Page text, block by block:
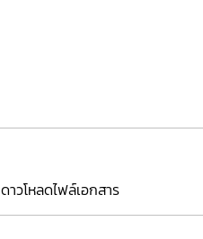
ดาวโหลดไฟล์เอกสาร